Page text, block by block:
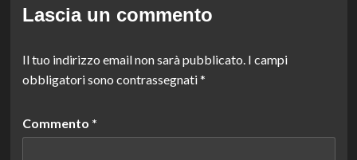
Lascia un commento
Il tuo indirizzo email non sarà pubblicato. I campi
obbligatori sono contrassegnati*
Commento *